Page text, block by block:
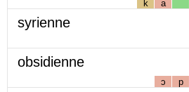
k a
syrienne
obsidienne
ɔ p